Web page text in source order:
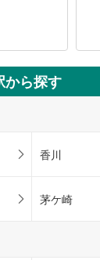
から探す
香川
茅ケ崎